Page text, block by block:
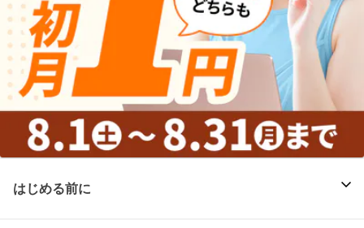
はじめる前に